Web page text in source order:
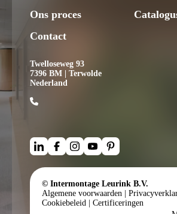
Ons proces
Contact
Twelloseweg 93
7396 BM | Terwolde
Nederland
© Intermontage Leurink B.V.
Algemene voorwaarden
Cookiebeleid
Certificeringen